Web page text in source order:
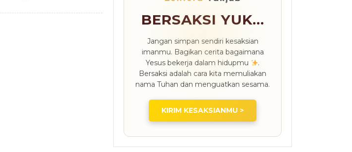
BERSAKSI YUK...
Jangan simpan sendiri kesaksian
imanmu. Bagikan cerita bagaimana
Yesus bekerja dalam hidupmu
.
Bersaksi adalah cara kita memuliakan
nama Tuhan dan menguatkan sesama.
KIRIM KESAKSIANMU >